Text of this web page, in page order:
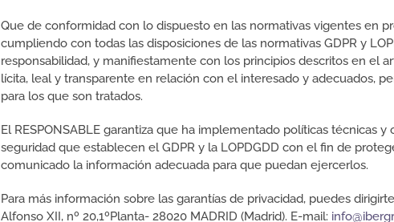
Que de conformidad con lo dispuesto en las normativas vigentes en
cumpliendo con todas las disposiciones de las normativas GDPR y
responsabilidad, y manifiestamente con los principios descritos en el
lícita, leal y transparente en relación con el interesado y adecuados,
para los que son tratados.
El RESPONSABLE garantiza que ha implementado políticas técnicas
seguridad que establecen el GDPR y la LOPDGDD con el fin de
comunicado la información adecuada para que puedan ejercerlos.
Para más información sobre las garantías de privacidad, puedes dirigirte
Alfonso XII, nº 20,1ºPlanta- 28020 MADRID (Madrid). E-mail: